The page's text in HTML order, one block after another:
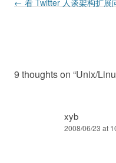
Post navigation
← 看 Twitter 人谈架构扩展
9 thoughts on “Unix/
xyb
2008/06/23 at